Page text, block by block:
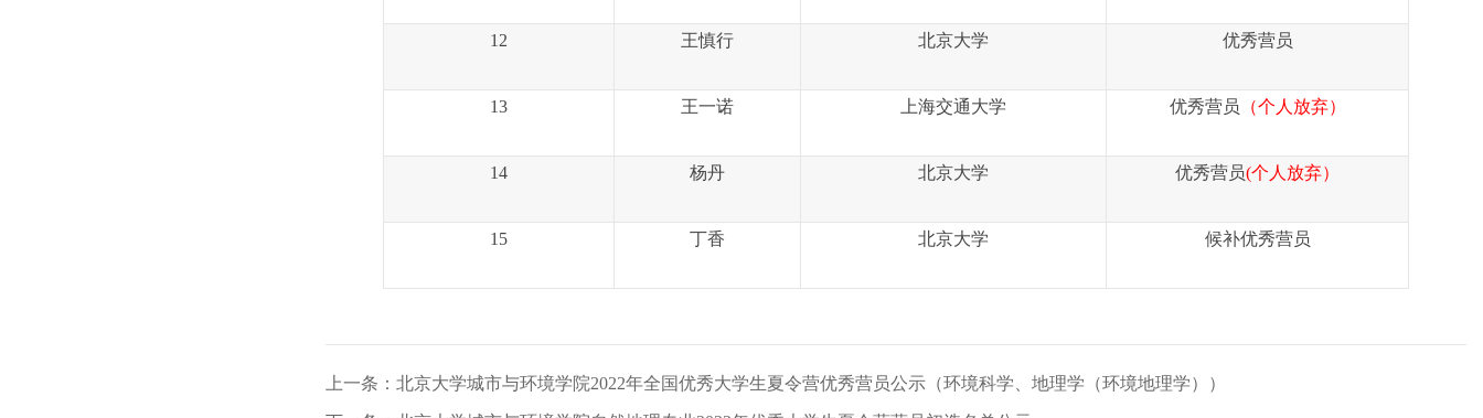
1 2 王慎行 北京大学 优秀营员
13 王一诺 上海交通大学 优秀营员 （个人放弃）
14 杨丹 北京大学 优秀营员(个人放弃）
1 5 丁香 北京大学 候补优秀营员
上一条：北京大学城市与环境学院2022年全国优秀大学生夏令营优秀营员公示（环境科学、地理学（环境地理学））